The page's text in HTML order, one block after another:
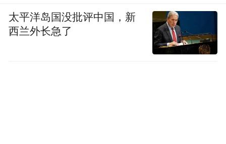
太平洋岛国没批评中国，新
西兰外长急了